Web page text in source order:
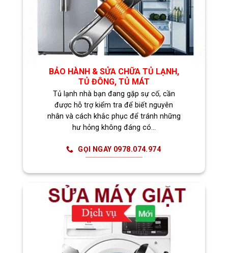
BẢO HÀNH & SỬA CHỮA TỦ LẠNH,
TỦ ĐÔNG, TỦ MÁT
Tủ lạnh nhà bạn đang gặp sự cố, cần
được hỗ trợ kiểm tra để biết nguyên
nhân và cách khắc phục để tránh những
hư hỏng không đáng có…
GỌI NGAY 0978.074.974